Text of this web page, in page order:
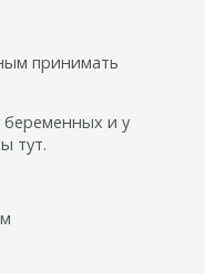
принимать
и у
тут.